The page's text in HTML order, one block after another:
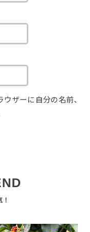
ザーに自分の名前、